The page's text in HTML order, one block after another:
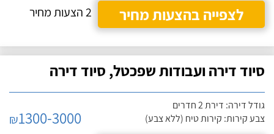
לצפייה בהצעות מחיר
2 הצעות מחיר
סיוד דירה ועבודות שפכטל, סיוד דירה
גודל דירה: דירת 2 חדרים
צבע קירות: קירות טיח (ללא צבע)
₪1300-3000